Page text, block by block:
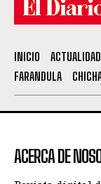
INICIO ACTUALIDAD
FARANDULA
ACERCA DE